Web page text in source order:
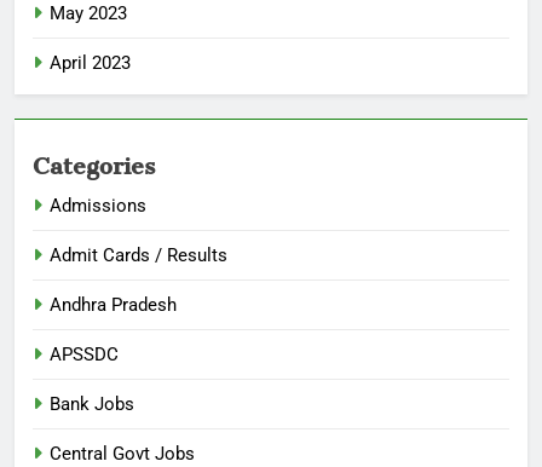
May 2023
April 2023
Categories
Admissions
Admit Cards / Results
Andhra Pradesh
APSSDC
Bank Jobs
Central Govt Jobs